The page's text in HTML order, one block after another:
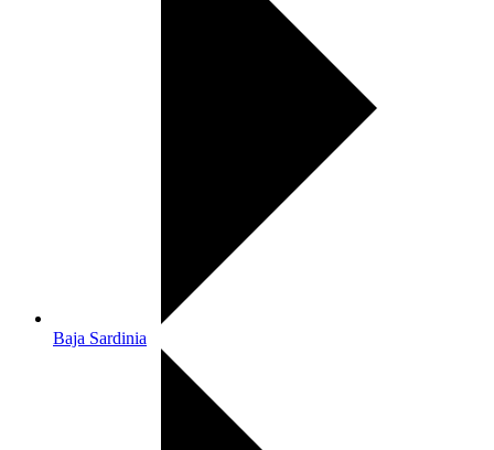
Baja Sardinia